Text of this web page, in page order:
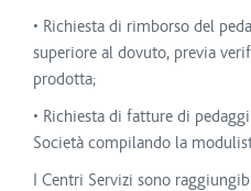
• Richiesta di rimborso del
superiore al dovuto, previa
prodotta;
• Richiesta di fatture di
Società compilando la
I Centri Servizi sono